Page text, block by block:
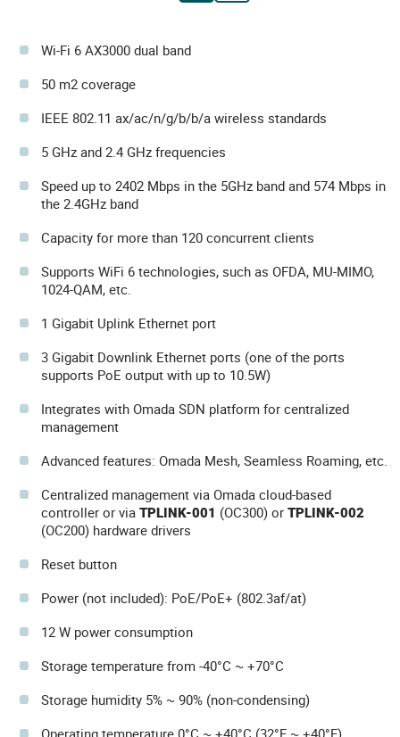
Wi-Fi 6 AX3000 dual band
50 m2 coverage
IEEE 802.11 ax/ac/n/g/b/b/a wireless standards
5 GHz and 2.4 GHz frequencies
Speed up to 2402 Mbps in the 5GHz band and 574 Mbps in
the 2.4GHz band
Capacity for more than 120 concurrent clients
Supports WiFi 6 technologies, such as OFDA, MU-MIMO,
1024-QAM, etc.
1 Gigabit Uplink Ethernet port
3 Gigabit Downlink Ethernet ports (one of the ports
supports PoE output with up to 10.5W)
Integrates with Omada SDN platform for centralized
management
Advanced features: Omada Mesh, Seamless Roaming, etc.
Centralized management via Omada cloud-based
controller or via TPLINK-001 (OC300) or TPLINK-002
(OC200) hardware drivers
Reset button
Power (not included): PoE/PoE+ (802.3af/at)
12 W power consumption
Storage temperature from -40°C ~ +70°C
Storage humidity 5% ~ 90% (non-condensing)
Operating temperature 0°C ~ +40°C (32°F ~ +40°F)